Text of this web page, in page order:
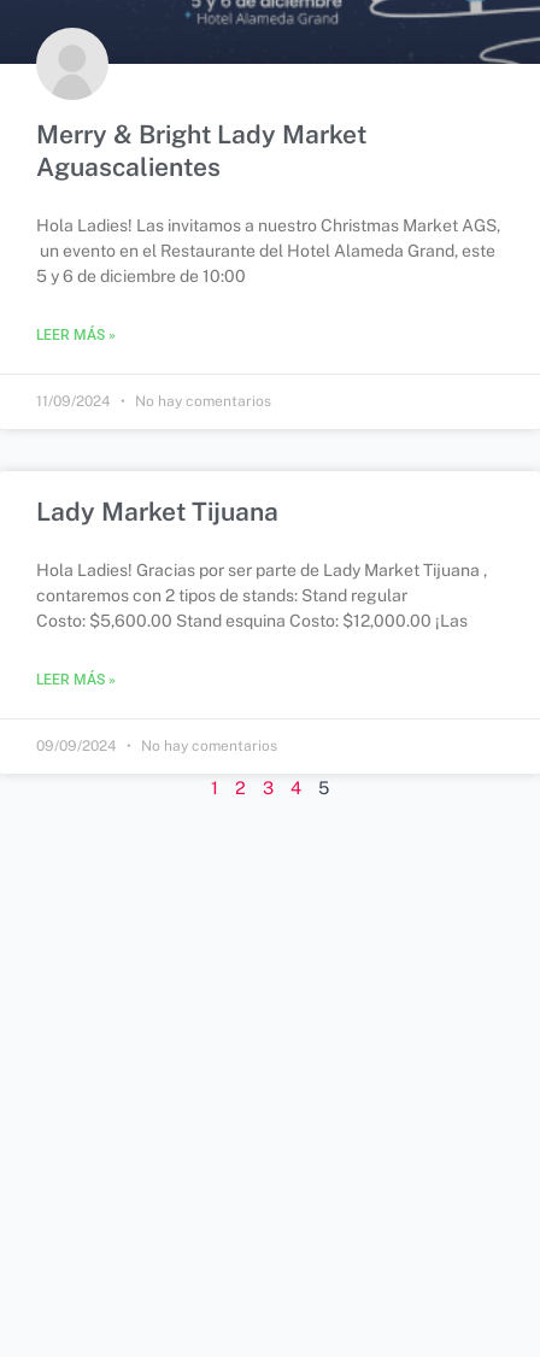
Merry & Bright Lady Market
Aguascalientes
Hola Ladies! Las invitamos a nuestro Christmas Market AGS,
un evento en el Restaurante del Hotel Alameda Grand, este
5 y 6 de diciembre de 10:00
LEER MÁS »
11/09/2024 No hay comentarios
Lady Market Tijuana
Hola Ladies! Gracias por ser parte de Lady Market Tijuana ,
contaremos con 2 tipos de stands: Stand regular
Costo: $5,600.00 Stand esquina Costo: $12,000.00 ¡Las
LEER MÁS »
09/09/2024 No hay comentarios
1 2 3 4 5